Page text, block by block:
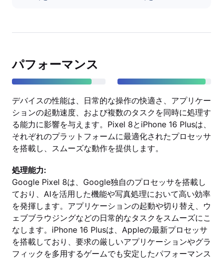
パフォーマンス
デバイスの性能は、日常的な操作の快適さ、アプリケー
ションの起動速度、および複数のタスクを同時に処理す
る能力に影響を与えます。Pixel 8とiPhone 16 Plusは、
それぞれのプラットフォームに最適化されたプロセッサ
を搭載し、スムーズな動作を提供します。
処理能力:
Google Pixel 8は、Google独自のプロセッサを搭載し
ており、AIを活用した機能や写真処理において高い効率
を発揮します。アプリケーションの起動や切り替え、ウ
ェブブラウジングなどの日常的なタスクをスムーズにこ
なします。iPhone 16 Plusは、Appleの最新プロセッサ
を搭載しており、要求の厳しいアプリケーションやグラ
フィックを多用するゲームでも安定したパフォーマンス